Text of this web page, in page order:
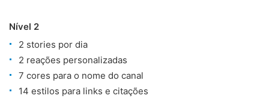
Nível 2
2 stories por dia
2 reações personalizadas
7 cores para o nome do canal
14 estilos para links e citações